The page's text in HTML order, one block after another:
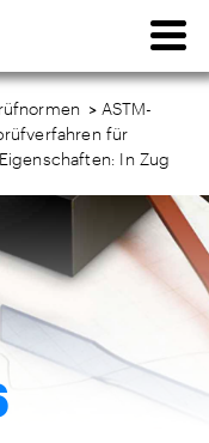
> ASTM-
für
In Zug